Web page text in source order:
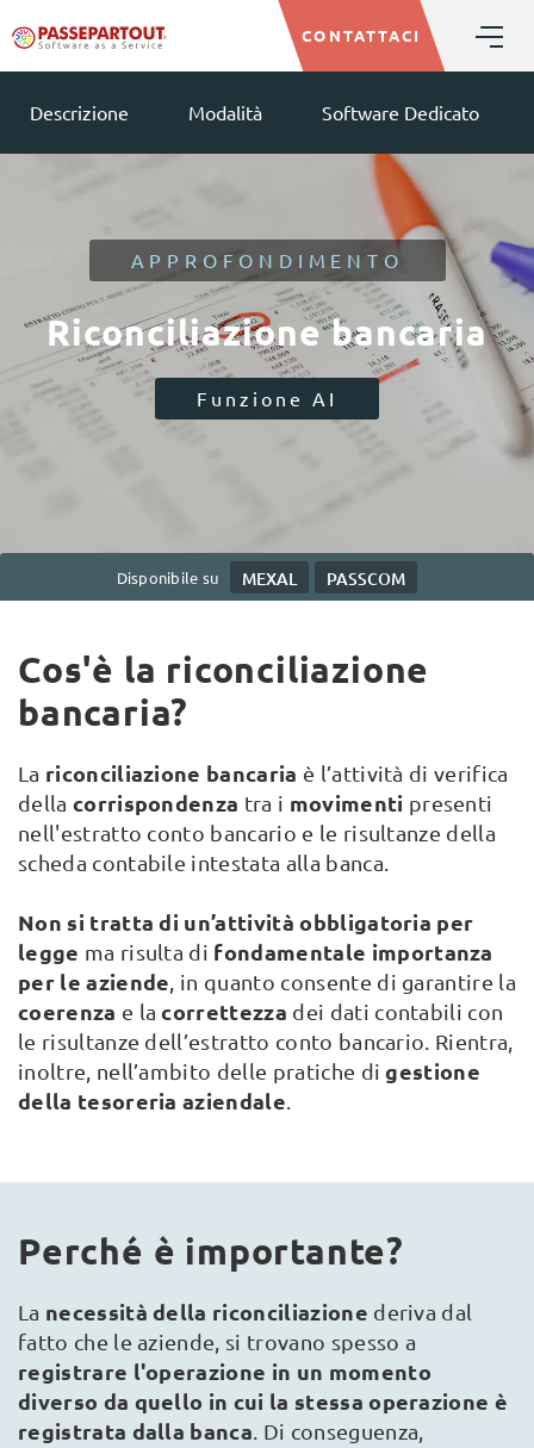
CONTATTACI
Descrizione Modalità Software Dedicato
APPROFONDIMENTO
Riconciliazione bancaria
Funzione AI
Disponibile su MEXAL PASSCOM
Cos'è la riconciliazione
bancaria?
La riconciliazione bancaria è l’attività di verifica
della corrispondenza tra i movimenti presenti
nell'estratto conto bancario e le risultanze della
scheda contabile intestata alla banca.
Non si tratta di un’attività obbligatoria per
legge ma risulta di fondamentale importanza
per le aziende , in quanto consente di garantire la
coerenza e lacorrettezza dei dati contabili con
le risultanze dell’estratto conto bancario. Rientra,
inoltre, nell’ambito delle pratiche digestione
della tesoreria aziendale
Perché è importante?
La necessità della riconciliazione deriva dal
fatto che le aziende, si trovano spesso a
registrare l'operazione in un momento
diverso da quello in cui la stessa operazione è
registrata dalla banca . Di conseguenza,